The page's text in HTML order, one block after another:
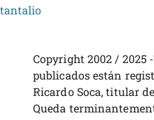
tantalio
Copyright 2002 / 2025
publicados están
Ricardo Soca, titular
Queda